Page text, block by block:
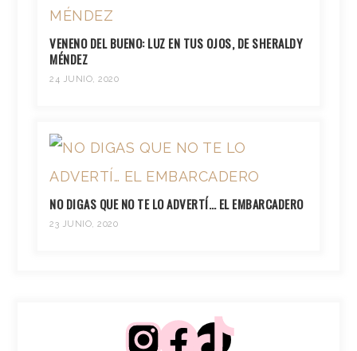
VENENO DEL BUENO: LUZ EN TUS OJOS, DE SHERALDY
MÉNDEZ
24 JUNIO, 2020
NO DIGAS QUE NO TE LO ADVERTÍ… EL EMBARCADERO
23 JUNIO, 2020